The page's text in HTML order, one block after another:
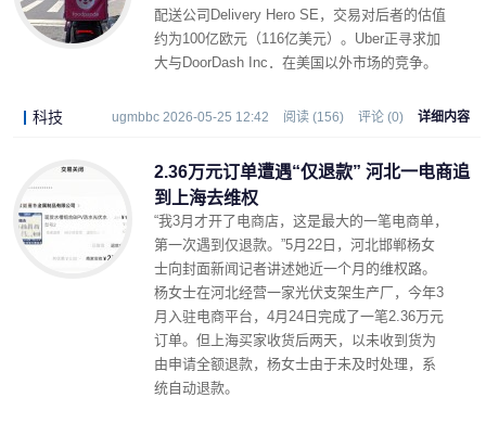
配送公司Delivery Hero SE，交易对后者的估值
约为100亿欧元（116亿美元）。Uber正寻求加
大与DoorDash Inc．在美国以外市场的竞争。
科技 ugmbbc 2026-05-25 12:42 阅读 (156) 评论 (0) 详细内容
2.36万元订单遭遇“仅退款” 河北一电商追
到上海去维权
“我3月才开了电商店，这是最大的一笔电商单，
第一次遇到仅退款。”5月22日，河北邯郸杨女
士向封面新闻记者讲述她近一个月的维权路。
杨女士在河北经营一家光伏支架生产厂，今年3
月入驻电商平台，4月24日完成了一笔2.36万元
订单。但上海买家收货后两天，以未收到货为
由申请全额退款，杨女士由于未及时处理，系
统自动退款。